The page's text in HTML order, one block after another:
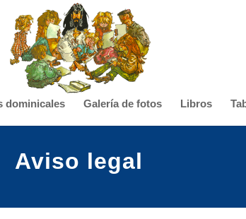
dominicales Galería de fotos Libros
Aviso legal